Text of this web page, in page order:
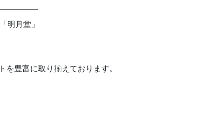
明月堂」
を豊富に取り揃えております。